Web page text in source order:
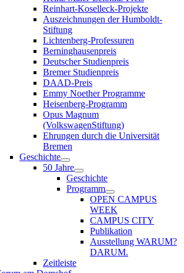
Reinhart-Koselleck-Projekte
Auszeichnungen der Humboldt-
Stiftung
Lichtenberg-Professuren
Berninghausenpreis
Deutscher Studienpreis
Bremer Studienpreis
DAAD-Preis
Emmy Noether Programme
Heisenberg-Programm
Opus Magnum
(VolkswagenStiftung)
Ehrungen durch die Universität
Bremen
Geschichte
50 Jahre
Geschichte
Programm
OPEN CAMPUS
WEEK
CAMPUS CITY
Publikation
Ausstellung WARUM?
DARUM.
Zeitleiste